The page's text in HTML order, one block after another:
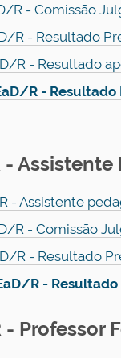
R - Comissão
R - Resultado
R - Resultado
R - Resultado
Assistente
- Assistente
R - Comissão
R - Resultado
R - Resultado
Professor